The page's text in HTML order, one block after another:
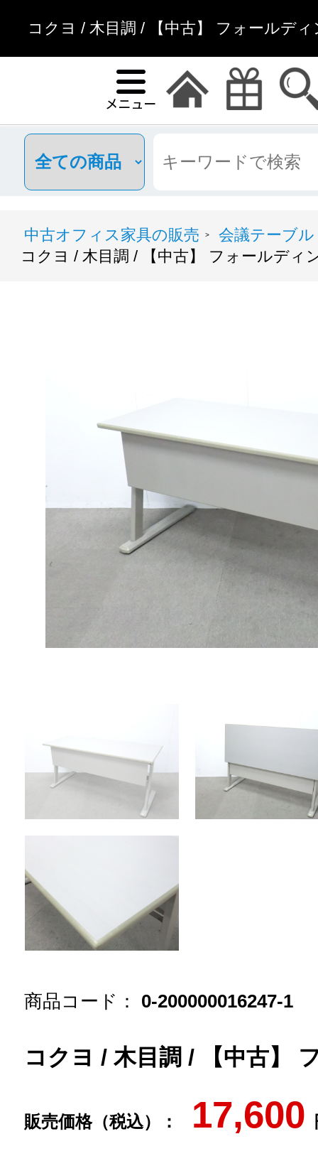
コクヨ / 木目調 / 【中古】 フォールデ
中古オフィス家具の販売 >
会議テーブル
コクヨ / 木目調 / 【中古】 フォールディ
商品コード： 0-200000016247-1
コクヨ / 木目調 / 【中古】
販売価格（税込）： 17,600